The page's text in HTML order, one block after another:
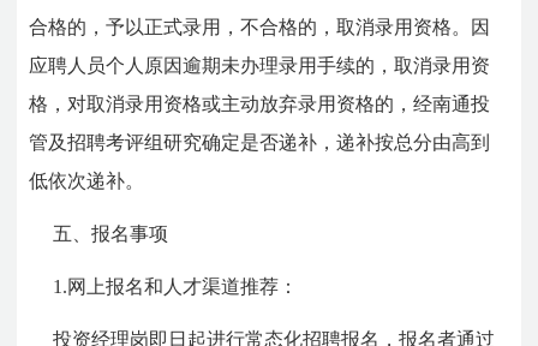
合格的，予以正式录用，不合格的，取消录用资格。因
应聘人员个人原因逾期未办理录用手续的，取消录用资
格，对取消录用资格或主动放弃录用资格的，经南通投
管及招聘考评组研究确定是否递补，递补按总分由高到
低依次递补。
五、报名事项
1.网上报名和人才渠道推荐：
投资经理岗即日起进行常态化招聘报名，报名者通过